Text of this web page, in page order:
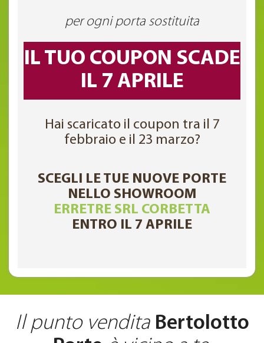
per ogni porta sostituita
IL TUO COUPON SCADE
IL 7 APRILE
Hai scaricato il coupon tra il 7
febbraio e il 23 marzo?
SCEGLI LE TUE NUOVE PORTE
NELLO SHOWROOM
ERRETRE SRL CORBETTA
ENTRO IL 7 APRILE
Il punto vendita Bertolotto